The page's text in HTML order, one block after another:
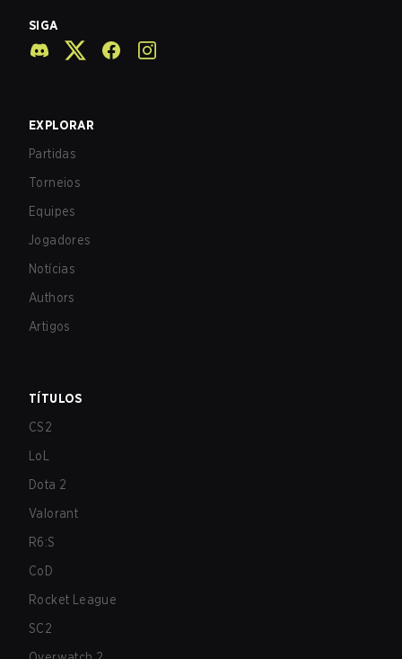
SIGA
EXPLORAR
Partidas
Torneios
Equipes
Jogadores
Notícias
Authors
Artigos
TÍTULOS
CS2
LoL
Dota 2
Valorant
R6:S
CoD
Rocket League
SC2